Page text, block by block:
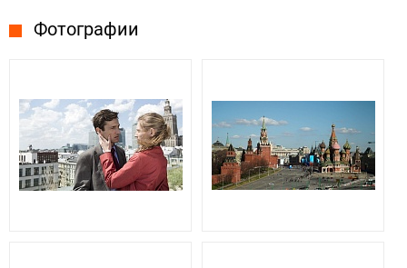
Фотографии